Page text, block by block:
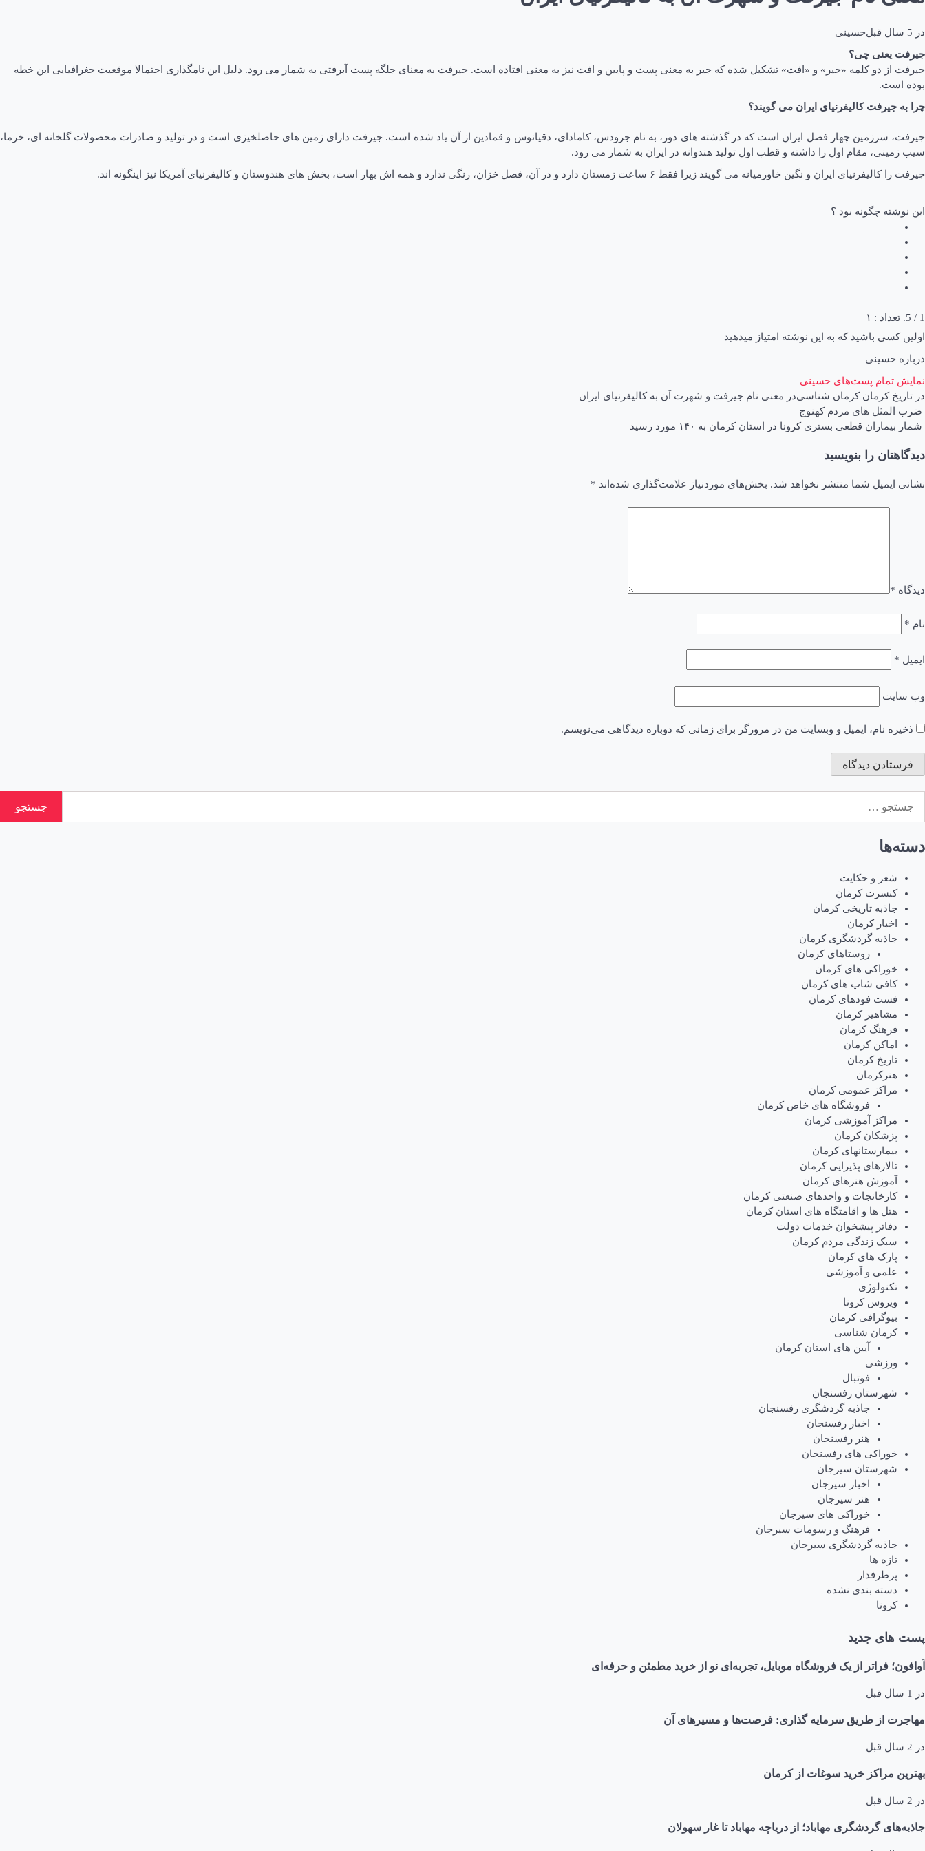
در 5 سال قبل
حسینی
جیرفت یعنی چی؟
جیرفت از دو کلمه «جیر» و «افت» تشکیل شده که جیر به معنی پست و پایین و افت نیز به معنی افتاده است. جیرفت به معنای جلگه پست آبرفتی به شمار می رود. دلیل این نامگذاری احتمالا موقعیت جغرافیایی این خطه
بوده است.
چرا به جیرفت کالیفرنیای ایران می گویند؟
جیرفت، سرزمین چهار فصل ایران است که در گذشته های دور، به نام جرودس، کامادای، دقیانوس و قمادین از آن یاد شده است. جیرفت دارای زمین های حاصلخیزی است و در تولید و صادرات محصولات گلخانه ای، خرما،
سیب زمینی، مقام اول را داشته و قطب اول تولید هندوانه در ایران به شمار می رود.
جیرفت را کالیفرنیای ایران و نگین خاورمیانه می گویند زیرا فقط ۶ ساعت زمستان دارد و در آن، فصل خزان، رنگی ندارد و همه اش بهار است، بخش های هندوستان و کالیفرنیای آمریکا نیز اینگونه اند.
این نوشته چگونه بود ؟
1 / 5. تعداد :
۱
اولین کسی باشید که به این نوشته امتیاز میدهید
درباره حسینی
نمایش تمام پست‌های حسینی
در تاریخ کرمان کرمان شناسیدر معنی نام جیرفت و شهرت آن به کالیفرنیای ایران
راهبری
نوشته
ضرب المثل های مردم کهنوج
شمار بیماران قطعی بستری کرونا در استان کرمان به ۱۴۰ مورد رسید
دیدگاهتان را بنویسید
نشانی ایمیل شما منتشر نخواهد شد. بخش‌های موردنیاز علامت‌گذاری شده‌اند *
دیدگاه *
نام *
ایمیل *
وب‌ سایت
ذخیره نام، ایمیل و وبسایت من در مرورگر برای زمانی که دوباره دیدگاهی می‌نویسم.
برای:
دسته‌ها
شعر و حکایت
کنسرت کرمان
جاذبه تاریخی کرمان
اخبار کرمان
جاذبه گردشگری کرمان
روستاهای کرمان
خوراکی های کرمان
کافی شاپ های کرمان
فست فودهای کرمان
مشاهیر کرمان
فرهنگ کرمان
اماکن کرمان
تاریخ کرمان
هنرکرمان
مراکز عمومی کرمان
فروشگاه های خاص کرمان
مراکز آموزشی کرمان
پزشکان کرمان
بیمارستانهای کرمان
تالارهای پذیرایی کرمان
آموزش هنرهای کرمان
کارخانجات و واحدهای صنعتی کرمان
هتل ها و اقامتگاه های استان کرمان
دفاتر پیشخوان خدمات دولت
سبک زندگی مردم کرمان
پارک های کرمان
علمی و آموزشی
تکنولوژی
ویروس کرونا
بیوگرافی کرمان
کرمان شناسی
آیین های استان کرمان
ورزشی
فوتبال
شهرستان رفسنجان
جاذبه گردشگری رفسنجان
اخبار رفسنجان
هنر رفسنجان
خوراکی های رفسنجان
شهرستان سیرجان
اخبار سیرجان
هنر سیرجان
خوراکی های سیرجان
فرهنگ و رسومات سیرجان
جاذبه گردشگری سیرجان
تازه ها
پرطرفدار
دسته بندی نشده
کرونا
پست های جدید
آوافون؛ فراتر از یک فروشگاه موبایل، تجربه‌ای نو از خرید مطمئن و حرفه‌ای
در 1 سال قبل
مهاجرت از طریق سرمایه گذاری: فرصت‌ها و مسیرهای آن
در 2 سال قبل
بهترین مراکز خرید سوغات از کرمان
در 2 سال قبل
جاذبه‌های گردشگری مهاباد؛ از دریاچه مهاباد تا غار سهولان